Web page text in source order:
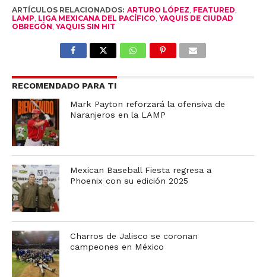
ARTÍCULOS RELACIONADOS: ARTURO LÓPEZ FEATURED
LAMP LIGA MEXICANA DEL PACÍFICO YAQUIS DE CIUDAD
OBREGÓN YAQUIS SIN HIT
RECOMENDADO PARA TI
Mark Payton reforzará la ofensiva de
Naranjeros en la LAMP
Mexican Baseball Fiesta regresa a
Phoenix con su edición 2025
Charros de Jalisco se coronan
campeones en México